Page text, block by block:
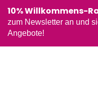
10% Willkommens-
zum Newsletter an und
Angebote!